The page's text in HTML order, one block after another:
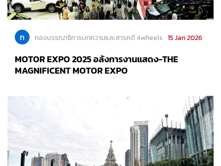
ก กองบรรณาธิการบทความและสารคดี 4wheels 15 Jan 2026
MOTOR EXPO 2025 อลังการงานแสดง-THE
MAGNIFICENT MOTOR EXPO